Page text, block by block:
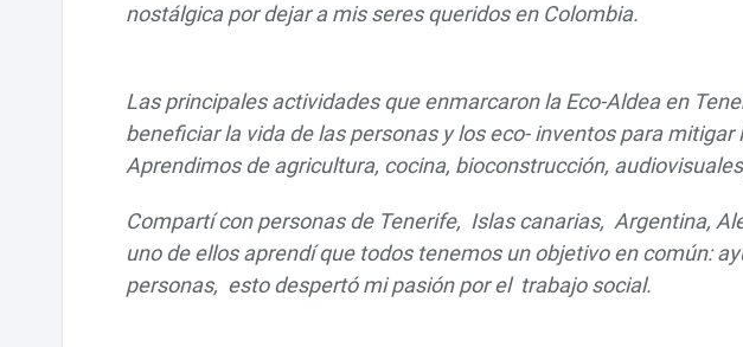
nostálgica por dejar a mis seres queridos en Colombia.
Las principales actividades que enmarcaron la Eco-Aldea en
beneficiar la vida de las personas y los eco- inventos para
Aprendimos de agricultura, cocina, bioconstrucción,
Compartí con personas de Tenerife, Islas canarias, Argentina,
uno de ellos aprendí que todos tenemos un objetivo en común:
personas, esto despertó mi pasión por el trabajo social.